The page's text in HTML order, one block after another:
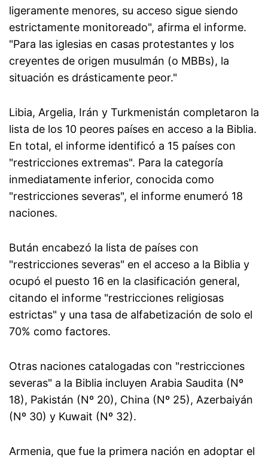
ligeramente menores, su acceso sigue siendo
estrictamente monitoreado", afirma el informe.
"Para las iglesias en casas protestantes y los
creyentes de origen musulmán (o MBBs), la
situación es drásticamente peor."
Libia, Argelia, Irán y Turkmenistán completaron la
lista de los 10 peores países en acceso a la Biblia.
En total, el informe identificó a 15 países con
"restricciones extremas". Para la categoría
inmediatamente inferior, conocida como
"restricciones severas", el informe enumeró 18
naciones.
Bután encabezó la lista de países con
"restricciones severas" en el acceso a la Biblia y
ocupó el puesto 16 en la clasificación general,
citando el informe "restricciones religiosas
estrictas" y una tasa de alfabetización de solo el
70% como factores.
Otras naciones catalogadas con "restricciones
severas" a la Biblia incluyen Arabia Saudita (Nº
18), Pakistán (Nº 20), China (Nº 25), Azerbaiyán
(Nº 30) y Kuwait (Nº 32).
Armenia, que fue la primera nación en adoptar el